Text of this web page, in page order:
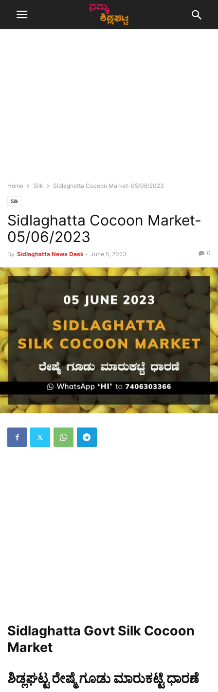
Home Silk Sidlaghatta Cocoon Market-05/06/2023
Silk
Sidlaghatta Cocoon Market-
05/06/2023
By Sidlaghatta News Desk - June 5, 2023 0
Sidlaghatta Govt Silk Cocoon
Market
ಶಿಡ್ಲಘಟ್ಟ ರೇಷ್ಮೆ ಗೂಡು ಮಾರುಕಟ್ಟೆ ಧಾರಣೆ